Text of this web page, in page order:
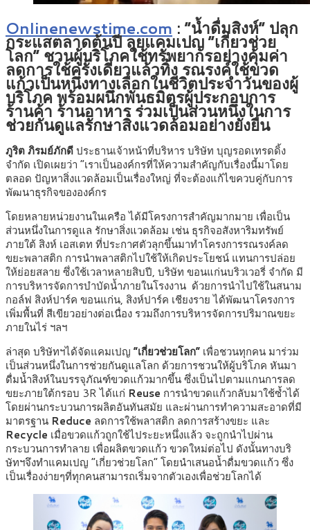
Onlinenewstime.com : “น้ำดื่มสิงห์” ปลุก
กระแสตลาดต้นปี ลุยแคมเปญ “เกี่ยวช่วย
โลก” ชวนผู้บริโภคใช้ทรัพยากรอย่างคุ้มค่า
ลดการใช้ครั้งเดียวแล้วทิ้ง รณรงค์ใช้ขวด
แก้วเป็นหนึ่งทางเลือกในชีวิตประจำวันของผู้
บริโภค พร้อมผนึกพันธมิตรผู้ประกอบการ
ร้านค้า ร้านอาหาร ร่วมเป็นส่วนหนึ่งในการ
ช่วยกันดูแลรักษาสิ่งแวดล้อมอย่างยั่งยืน
ภูริต ภิรมย์ภักดีประธานเจ้าหน้าที่บริหาร บริษัท บุญรอดเทรดดิ้ง
จำกัด เปิดเผยว่า “เราเป็นองค์กรที่ให้ความสำคัญกับเรื่องนี้มาโดย
ตลอด ปัญหาสิ่งแวดล้อมเป็นเรื่องใหญ่ ที่จะต้องแก้ไขควบคู่กับการ
พัฒนาธุรกิจขององค์กร
โดยหลายหน่วยงานในเครือ ได้มีโครงการสำคัญมากมาย เพื่อเป็น
ส่วนหนึ่งในการดูแล รักษาสิ่งแวดล้อม เช่น ธุรกิจอสังหาริมทรัพย์
ภายใต้ สิงห์ เอสเตท ที่ประกาศตัวลุกขึ้นมาทำโครงการรณรงค์ลด
ขยะพลาสติก การนำพลาสติกไปใช้ให้เกิดประโยชน์ แทนการปล่อย
ให้ย่อยสลาย ซึ่งใช้เวลาหลายสิบปี, บริษัท ขอนแก่นบริวเวอรี่ จํากัด มี
การบริหารจัดการบำบัดน้ำภายในโรงงาน ด้วยการนำไปใช้ในสนาม
กอล์ฟ สิงห์ปาร์ค ขอนแก่น, สิงห์ปาร์ค เชียงราย ได้พัฒนาโครงการ
เพิ่มพื้นที่ สีเขียวอย่างต่อเนื่อง รวมถึงการบริหารจัดการปริมาณขยะ
ภายในไร่ ฯลฯ
ล่าสุด บริษัทฯได้จัดแคมเปญ “เกี่ยวช่วยโลก” เพื่อชวนทุกคน มาร่วม
เป็นส่วนหนึ่งในการช่วยกันดูแลโลก ด้วยการชวนให้ผู้บริโภค หันมา
ดื่มน้ำสิงห์ในบรรจุภัณฑ์ขวดแก้วมากขึ้น ซึ่งเป็นไปตามแกนการลด
ขยะภายใต้กรอบ 3R ได้แก่ Reuse การนำขวดแก้วกลับมาใช้ซ้ำได้
โดยผ่านกระบวนการผลิตอันทันสมัย และผ่านการทำความสะอาดที่มี
มาตรฐาน Reduce ลดการใช้พลาสติก ลดการสร้างขยะ และ
Recycle เมื่อขวดแก้วถูกใช้ไประยะหนึ่งแล้ว จะถูกนำไปผ่าน
กระบวนการทำลาย เพื่อผลิตขวดแก้ว ขวดใหม่ต่อไป ดังนั้นทางบริ
ษัทฯจึงทำแคมเปญ “เกี่ยวช่วยโลก” โดยนำเสนอน้ำดื่มขวดแก้ว ซึ่ง
เป็นเรื่องง่ายๆที่ทุกคนสามารถเริ่มจากตัวเองเพื่อช่วยโลกได้